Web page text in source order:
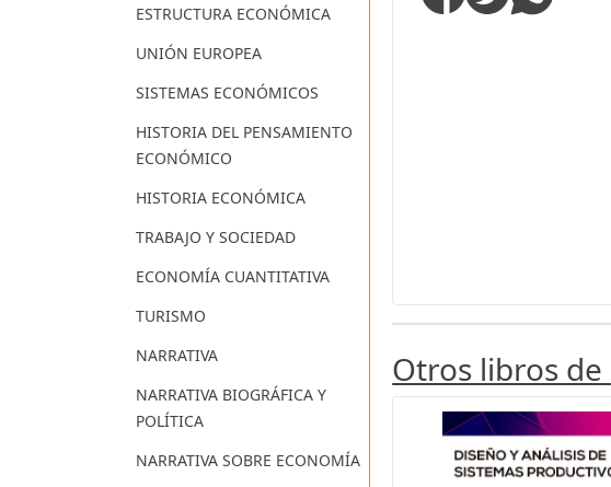
ESTRUCTURA ECONÓMICA
UNIÓN EUROPEA
SISTEMAS ECONÓMICOS
HISTORIA DEL PENSAMIENTO
ECONÓMICO
HISTORIA ECONÓMICA
TRABAJO Y SOCIEDAD
ECONOMÍA CUANTITATIVA
TURISMO
NARRATIVA
NARRATIVA BIOGRÁFICA Y
POLÍTICA
NARRATIVA SOBRE ECONOMÍA
Otros libros de